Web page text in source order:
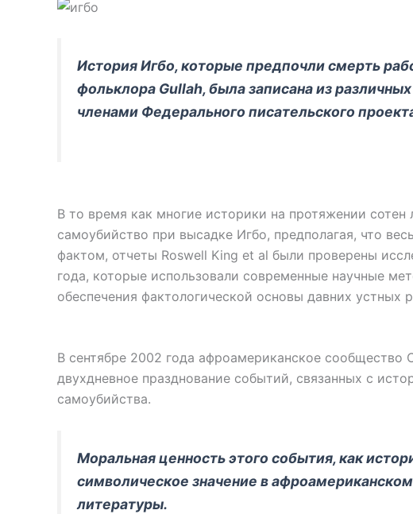
История Игбо, которые предпочли смерть
фольклора Gullah, была записана из
членами Федерального писательского
В то время как многие историки на протяжении
самоубийство при высадке Игбо, предполагая, что
фактом, отчеты Roswell King et al были проверены
года, которые использовали современные научные
обеспечения фактологической основы давних устных
В сентябре 2002 года афроамериканское сообщество
двухдневное празднование событий, связанных с
самоубийства.
Моральная ценность этого события, как
символическое значение в
литературы.